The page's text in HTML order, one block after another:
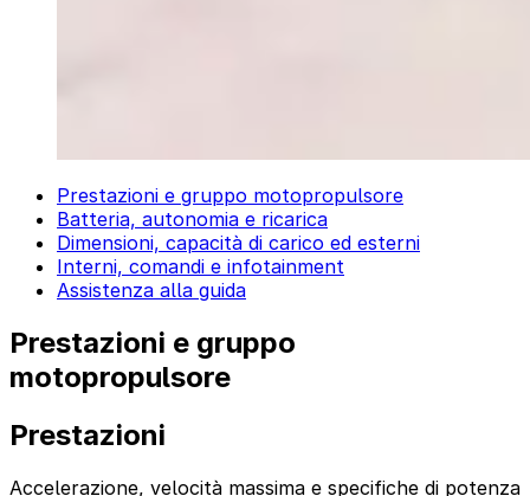
Prestazioni e gruppo motopropulsore
Batteria, autonomia e ricarica
Dimensioni, capacità di carico ed esterni
Interni, comandi e infotainment
Assistenza alla guida
Prestazioni e gruppo
motopropulsore
Prestazioni
Accelerazione, velocità massima e specifiche di potenza